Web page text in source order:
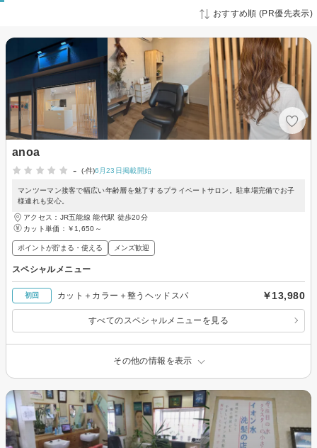
おすすめ順 (PR優先表示)
anoa
-
(-件)6月23日掲載開始
マンツーマン接客で幅広い年齢層を魅了するプライベートサロン。駐車場完備でお子
様連れも安心。
アクセス：JR五能線 能代駅 徒歩20分
カット単価： ￥1,650～
ポイントが貯まる・使える メンズ歓迎
スペシャルメニュー
初回 カット＋カラー＋整うヘッドスパ ￥13,980
すべてのスペシャルメニューを見る
その他の情報を表示